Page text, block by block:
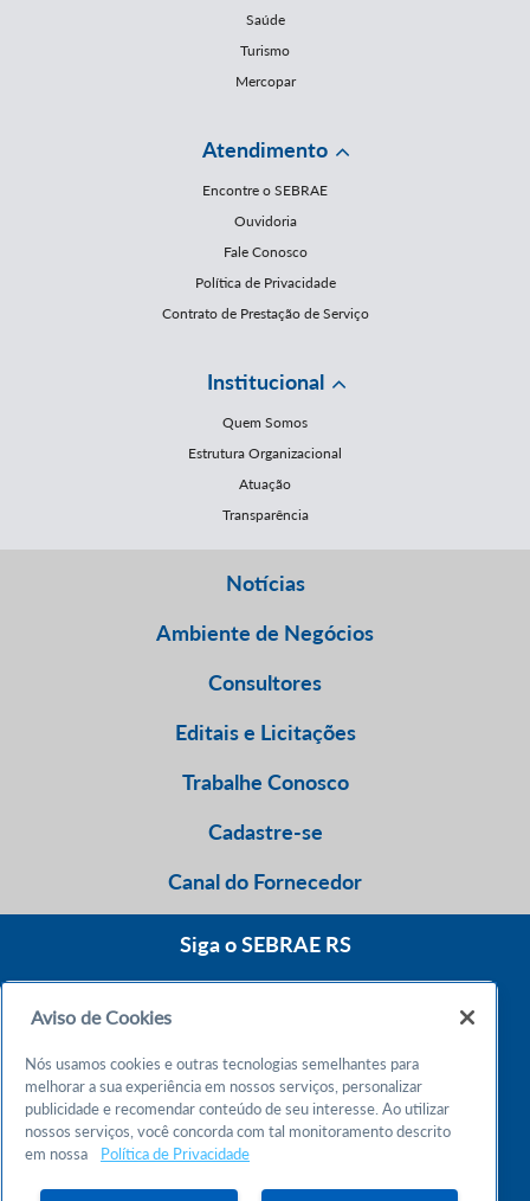
Saúde
Turismo
Mercopar
Atendimento
Encontre o SEBRAE
Ouvidoria
Fale Conosco
Política de Privacidade
Contrato de Prestação de Serviço
Institucional
Quem Somos
Estrutura Organizacional
Atuação
Transparência
Notícias
Ambiente de Negócios
Consultores
Editais e Licitações
Trabalhe Conosco
Cadastre-se
Canal do Fornecedor
Siga o SEBRAE RS
Atendimento 24h
Chame no WhatsApp
Aviso de Cookies
Nós usamos cookies e outras tecnologias semelhantes para
melhorar a sua experiência em nossos serviços, personalizar
publicidade e recomendar conteúdo de seu interesse. Ao utilizar
nossos serviços, você concorda com tal monitoramento descrito
em nossa
Política de Privacidade